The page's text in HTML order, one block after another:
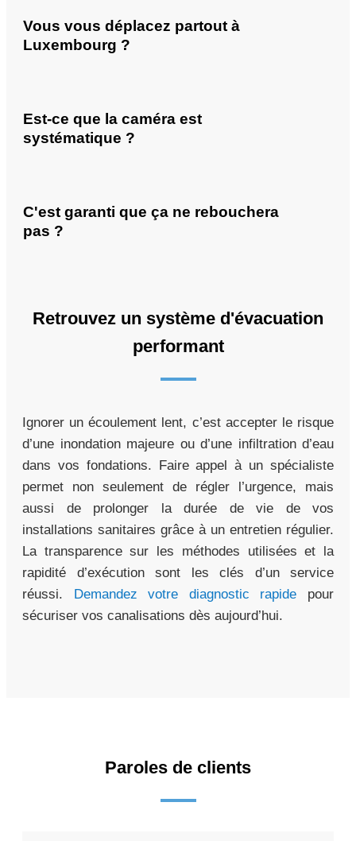
Vous vous déplacez partout à
Luxembourg ?
Est-ce que la caméra est
systématique ?
C'est garanti que ça ne rebouchera
pas ?
Retrouvez un système d'évacuation
performant
Ignorer un écoulement lent, c’est accepter le risque
d’une inondation majeure ou d’une infiltration d’eau
dans vos fondations. Faire appel à un spécialiste
permet non seulement de régler l’urgence, mais
aussi de prolonger la durée de vie de vos
installations sanitaires grâce à un entretien régulier.
La transparence sur les méthodes utilisées et la
rapidité d’exécution sont les clés d’un service
réussi. Demandez votre diagnostic rapide pour
sécuriser vos canalisations dès aujourd’hui.
Paroles de clients